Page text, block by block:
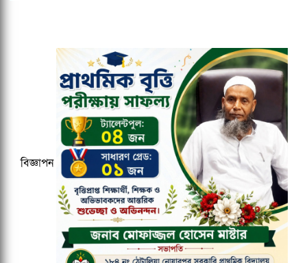
ঢাকেশ্বরী মন্দিরে সমলিঙ্গের বিয়ের অভিযোগ:
ব্যবস্থার দাবিতে ১২৩০ নাগরিকের বিবৃতি
কুবির ইংরেজি বিভাগের সন্ধ্যাকালীন
মাস্টার্সের ১৮তম ব্যাচকে বিদায় সংবর্ধনা
২০২৭ ক্রিকেট বিশ্বকাপের ১২ ভেন্যু ঘোষণা,
আয়োজক তিন দেশ
বিজ্ঞাপন